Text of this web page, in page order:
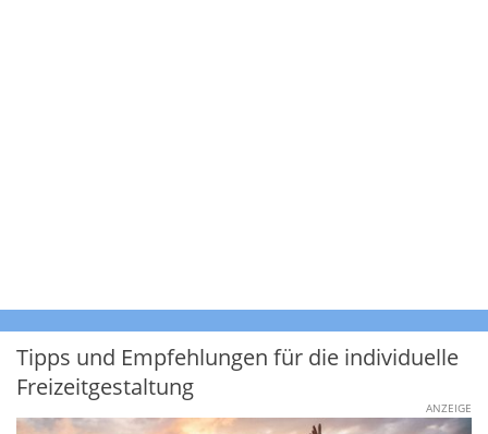
Tipps und Empfehlungen für die individuelle
Freizeitgestaltung
ANZEIGE